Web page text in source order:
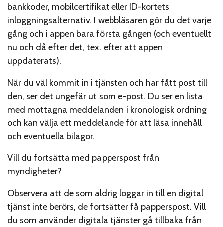
bankkoder, mobilcertifikat eller ID-kortets
inloggningsalternativ. I webbläsaren gör du det varje
gång och i appen bara första gången (och eventuellt
nu och då efter det, tex. efter att appen
uppdaterats).
När du väl kommit in i tjänsten och har fått post till
den, ser det ungefär ut som e-post. Du ser en lista
med mottagna meddelanden i kronologisk ordning
och kan välja ett meddelande för att läsa innehåll
och eventuella bilagor.
Vill du fortsätta med papperspost från
myndigheter?
Observera att de som aldrig loggar in till en digital
tjänst inte berörs, de fortsätter få papperspost. Vill
du som använder digitala tjänster gå tillbaka från